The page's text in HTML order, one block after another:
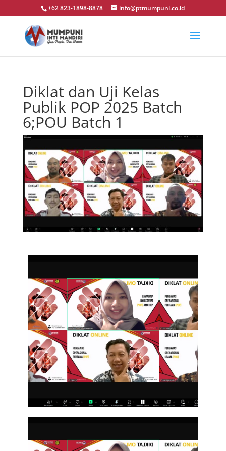
+62 823-1898-8878 info@ptmumpuni.co.id
Diklat dan Uji Kelas
Publik POP 2025 Batch
6;POU Batch 1